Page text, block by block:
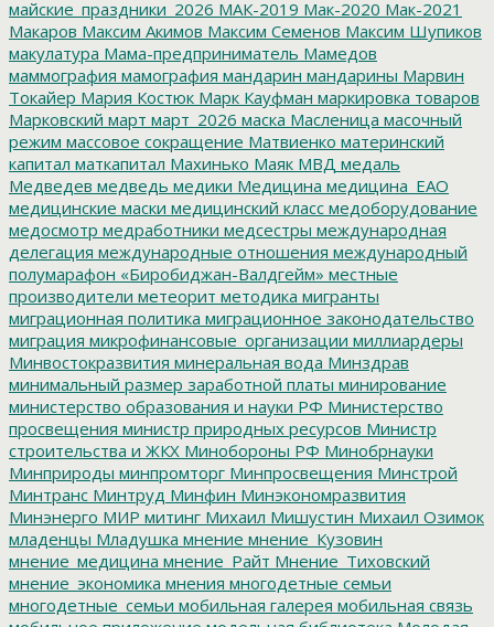
майские_праздники_2026 МАК-2019 Мак-2020 Мак-2021
Макаров Максим Акимов Максим Семенов Максим Шупиков
макулатура Мама-предприниматель Мамедов
маммография мамография мандарин мандарины Марвин
Токайер Мария Костюк Марк Кауфман маркировка товаров
Марковский март март_2026 маска Масленица масочный
режим массовое сокращение Матвиенко материнский
капитал маткапитал Махинько Маяк МВД медаль
Медведев медведь медики Медицина медицина_ЕАО
медицинские маски медицинский класс медоборудование
медосмотр медработники медсестры международная
делегация международные отношения международный
полумарафон «Биробиджан-Валдгейм» местные
производители метеорит методика мигранты
миграционная политика миграционное законодательство
миграция микрофинансовые_организации миллиардеры
Минвостокразвития минеральная вода Минздрав
минимальный размер заработной платы минирование
министерство образования и науки РФ Министерство
просвещения министр природных ресурсов Министр
строительства и ЖКХ Минобороны РФ Минобрнауки
Минприроды минпромторг Минпросвещения Минстрой
Минтранс Минтруд Минфин Минэкономразвития
Минэнерго МИР митинг Михаил Мишустин Михаил Озимок
младенцы Младушка мнение мнение_Кузовин
мнение_медицина мнение_Райт Мнение_Тиховский
мнение_экономика мнения многодетные семьи
многодетные_семьи мобильная галерея мобильная связь